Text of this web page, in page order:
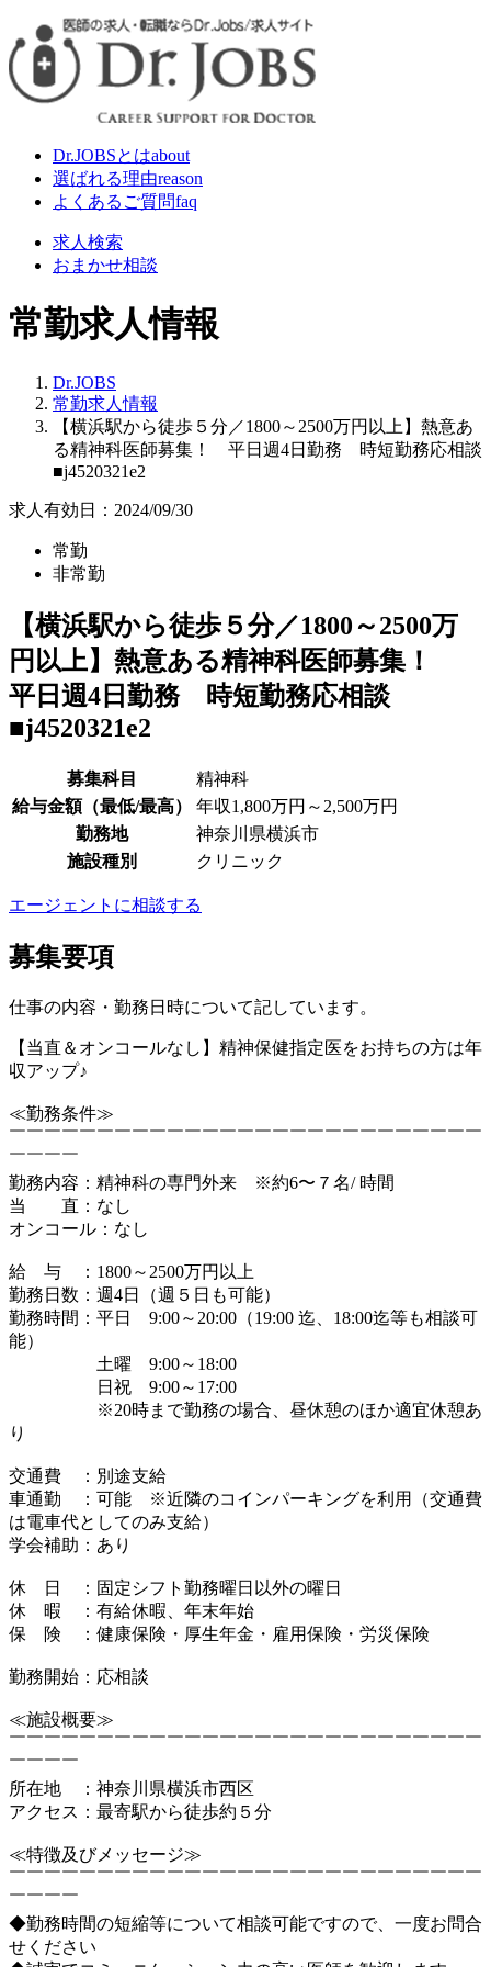
Dr.JOBSとはabout
選ばれる理由reason
よくあるご質問faq
求人検索
おまかせ相談
常勤求人情報
Dr.JOBS
常勤求人情報
【横浜駅から徒歩５分／1800～2500万円以上】熱意あ
る精神科医師募集！ 平日週4日勤務 時短勤務応相談
■j4520321e2
求人有効日：2024/09/30
常勤
非常勤
【横浜駅から徒歩５分／1800～2500万
円以上】熱意ある精神科医師募集！
平日週4日勤務 時短勤務応相談
■j4520321e2
募集科目
精神科
給与金額（最低/最高）
年収1,800万円～2,500万円
勤務地
神奈川県横浜市
施設種別
クリニック
エージェントに相談する
募集要項
仕事の内容・勤務日時について記しています。
【当直＆オンコールなし】精神保健指定医をお持ちの方は年
収アップ♪
≪勤務条件≫
￣￣￣￣￣￣￣￣￣￣￣￣￣￣￣￣￣￣￣￣￣￣￣￣￣￣￣
￣￣￣￣
勤務内容：精神科の専門外来 ※約6〜７名/ 時間
当 直：なし
オンコール：なし
給 与 ：1800～2500万円以上
勤務日数：週4日（週５日も可能）
勤務時間：平日 9:00～20:00（19:00 迄、18:00迄等も相談可
能）
土曜 9:00～18:00
日祝 9:00～17:00
※20時まで勤務の場合、昼休憩のほか適宜休憩あ
り
交通費 ：別途支給
車通勤 ：可能 ※近隣のコインパーキングを利用（交通費
は電車代としてのみ支給）
学会補助：あり
休 日 ：固定シフト勤務曜日以外の曜日
休 暇 ：有給休暇、年末年始
保 険 ：健康保険・厚生年金・雇用保険・労災保険
勤務開始：応相談
≪施設概要≫
￣￣￣￣￣￣￣￣￣￣￣￣￣￣￣￣￣￣￣￣￣￣￣￣￣￣￣
￣￣￣￣
所在地 ：神奈川県横浜市西区
アクセス：最寄駅から徒歩約５分
≪特徴及びメッセージ≫
￣￣￣￣￣￣￣￣￣￣￣￣￣￣￣￣￣￣￣￣￣￣￣￣￣￣￣
￣￣￣￣
◆勤務時間の短縮等について相談可能ですので、一度お問合
せください